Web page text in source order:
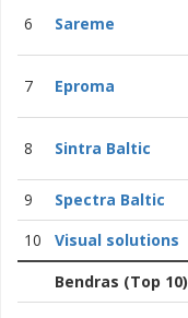
6 Sareme
7 Eproma
8 Sintra Baltic
9 Spectra Baltic
10
Visual solutions
Bendras (Top 10)